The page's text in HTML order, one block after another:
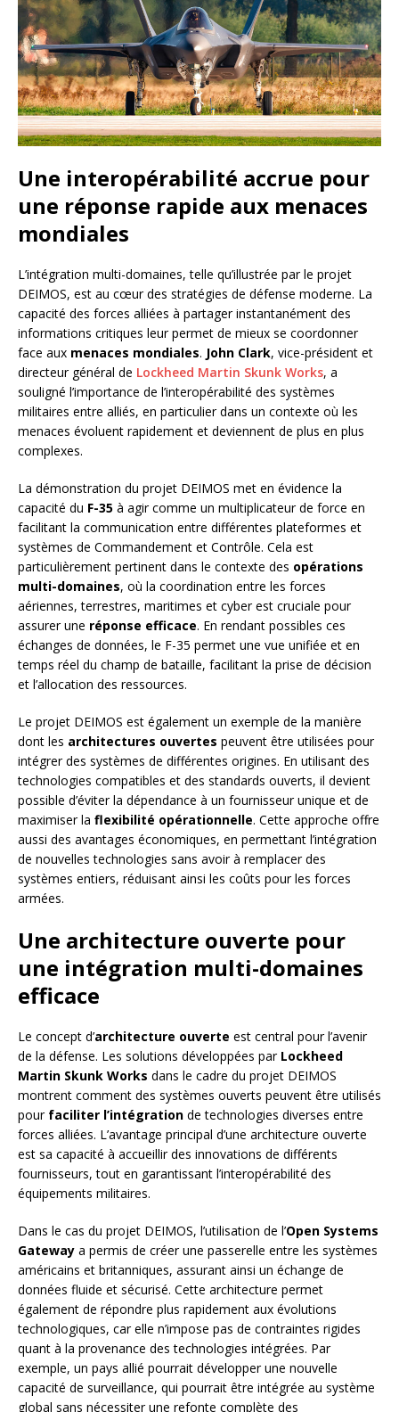
Une interopérabilité accrue pour
une réponse rapide aux menaces
mondiales
L’intégration multi-domaines, telle qu’illustrée par le projet
DEIMOS, est au cœur des stratégies de défense moderne. La
capacité des forces alliées à partager instantanément des
informations critiques leur permet de mieux se coordonner
face aux menaces mondiales. John Clark, vice-président et
directeur général de Lockheed Martin Skunk Works, a
souligné l’importance de l’interopérabilité des systèmes
militaires entre alliés, en particulier dans un contexte où les
menaces évoluent rapidement et deviennent de plus en plus
complexes.
La démonstration du projet DEIMOS met en évidence la
capacité du F-35 à agir comme un multiplicateur de force en
facilitant la communication entre différentes plateformes et
systèmes de Commandement et Contrôle. Cela est
particulièrement pertinent dans le contexte des opérations
multi-domaines, où la coordination entre les forces
aériennes, terrestres, maritimes et cyber est cruciale pour
assurer une réponse efficace. En rendant possibles ces
échanges de données, le F-35 permet une vue unifiée et en
temps réel du champ de bataille, facilitant la prise de décision
et l’allocation des ressources.
Le projet DEIMOS est également un exemple de la manière
dont les architectures ouvertes peuvent être utilisées pour
intégrer des systèmes de différentes origines. En utilisant des
technologies compatibles et des standards ouverts, il devient
possible d’éviter la dépendance à un fournisseur unique et de
maximiser la flexibilité opérationnelle. Cette approche offre
aussi des avantages économiques, en permettant l’intégration
de nouvelles technologies sans avoir à remplacer des
systèmes entiers, réduisant ainsi les coûts pour les forces
armées.
Une architecture ouverte pour
une intégration multi-domaines
efficace
Le concept d’architecture ouverte est central pour l’avenir
de la défense. Les solutions développées par Lockheed
Martin Skunk Works dans le cadre du projet DEIMOS
montrent comment des systèmes ouverts peuvent être utilisés
pour faciliter l’intégration de technologies diverses entre
forces alliées. L’avantage principal d’une architecture ouverte
est sa capacité à accueillir des innovations de différents
fournisseurs, tout en garantissant l’interopérabilité des
équipements militaires.
Dans le cas du projet DEIMOS, l’utilisation de l’Open Systems
Gateway a permis de créer une passerelle entre les systèmes
américains et britanniques, assurant ainsi un échange de
données fluide et sécurisé. Cette architecture permet
également de répondre plus rapidement aux évolutions
technologiques, car elle n’impose pas de contraintes rigides
quant à la provenance des technologies intégrées. Par
exemple, un pays allié pourrait développer une nouvelle
capacité de surveillance, qui pourrait être intégrée au système
global sans nécessiter une refonte complète des